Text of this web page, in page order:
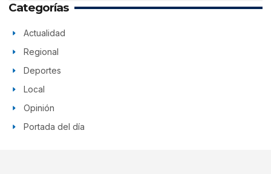
Categorías
Actualidad
Regional
Deportes
Local
Opinión
Portada del día